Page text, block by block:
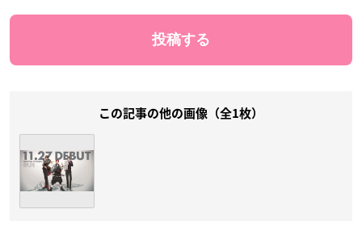
この記事の他の画像（全1枚）